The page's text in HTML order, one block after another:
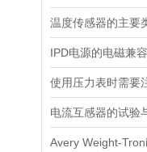
温度传感器的主要
IPD电源的电磁兼
使用压力表时需要
电流互感器的试验